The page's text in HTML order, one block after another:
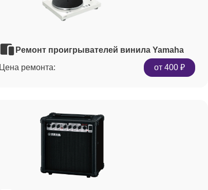
Ремонт проигрывателей винила Yamaha
Цена ремонта:
от 400 ₽